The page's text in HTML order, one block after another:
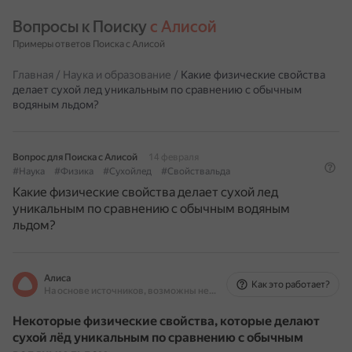
Вопросы к Поиску с Алисой
Примеры ответов Поиска с Алисой
Главная / Наука и образование / Какие физические свойства
делает сухой лед уникальным по сравнению с обычным
водяным льдом?
Вопрос для Поиска с Алисой
14 февраля
#Наука
#Физика #Сухойлед #Свойствальда
Какие физические свойства делает сухой лед
уникальным по сравнению с обычным водяным
льдом?
Алиса
На основе источников, возможны неточности
Как это работает?
Некоторые физические свойства, которые делают
сухой лёд уникальным по сравнению с обычным